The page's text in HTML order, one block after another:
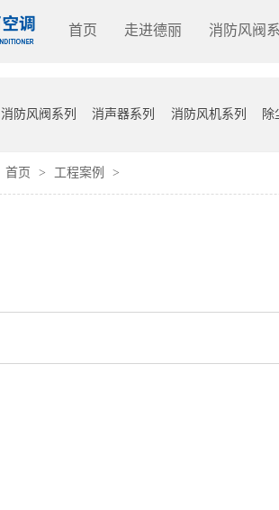
首页 走进德丽 消防风阀
消防风阀系列 消声器系列 消防风机系列 除
首页 > 工程案例 >